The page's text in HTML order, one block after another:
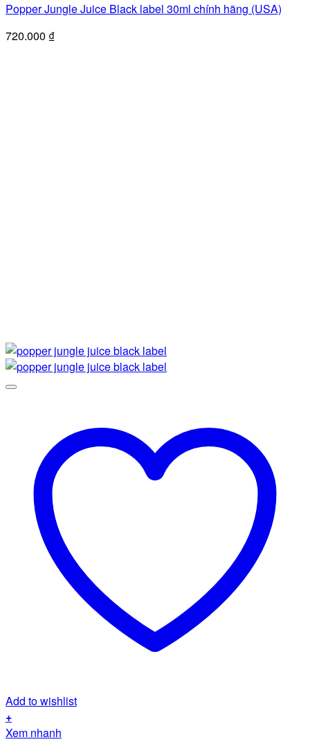
Popper Jungle Juice Black label 30ml chính hãng (USA)
720.000 ₫
Add to wishlist
+
Xem nhanh